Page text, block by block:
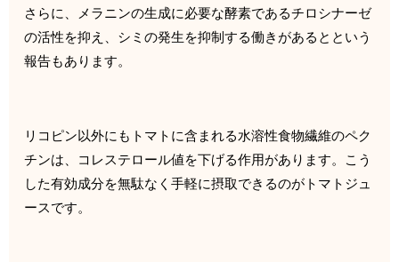
さらに、
メラニンの生成に必要な酵素であるチロシナーゼ
の活性を抑え、 シミの発生を抑制する働きがあるとという
報告もあります。
リコピン以外にもトマトに含まれる水溶性食物繊維のペク
チンは、
コレステロール値を下げる作用があります。
こう
した有効成分を無駄なく手軽に摂取できるのがトマトジュ
ースです。